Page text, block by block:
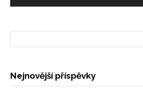
Nejnovější příspěvky